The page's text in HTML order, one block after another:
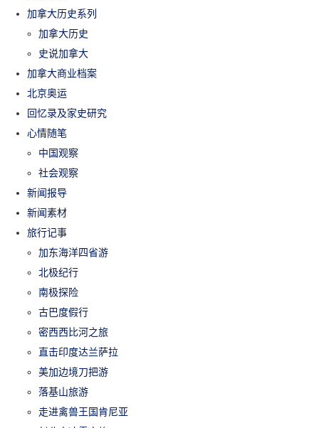
加拿大历史系列
加拿大历史
史说加拿大
加拿大商业档案
北京奥运
回忆录及家史研究
心情随笔
中国观察
社会观察
新闻报导
新闻素材
旅行记事
加东海洋四省游
北极纪行
南极探险
古巴度假行
密西西比河之旅
直击印度达兰萨拉
美加边境刀把游
落基山旅游
走进禽兽王国肯尼亚